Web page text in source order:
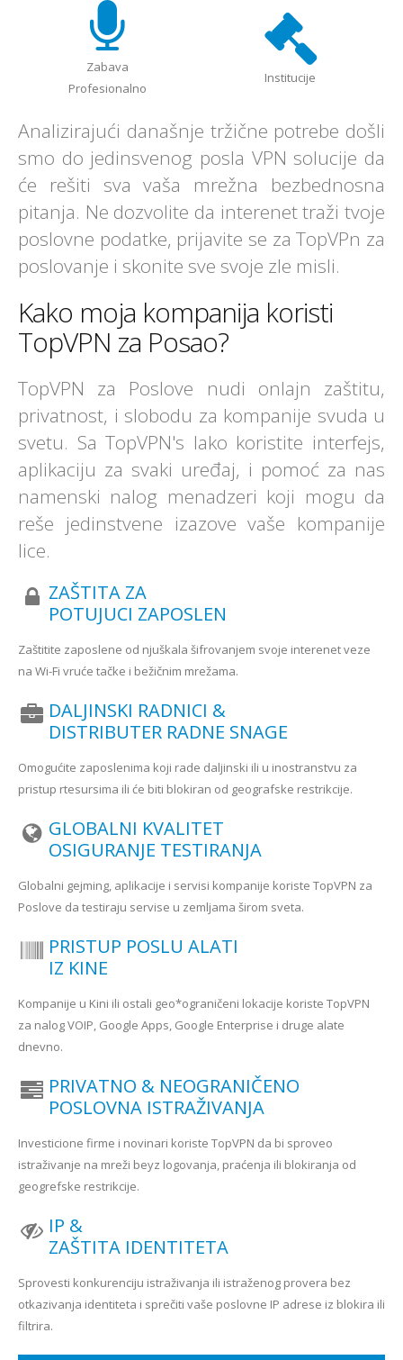
Zabava
Profesionalno
Institucije
Analizirajući današnje tržične potrebe došli
smo do jedinsvenog posla VPN solucije da
će rešiti sva vaša mrežna bezbednosna
pitanja. Ne dozvolite da interenet traži tvoje
poslovne podatke, prijavite se za TopVPn za
poslovanje i skonite sve svoje zle misli.
Kako moja kompanija koristi
TopVPN za Posao?
TopVPN za Poslove nudi onlajn zaštitu,
privatnost, i slobodu za kompanije svuda u
svetu. Sa TopVPN's lako koristite interfejs,
aplikaciju za svaki uređaj, i pomoć za nas
namenski nalog menadzeri koji mogu da
reše jedinstvene izazove vaše kompanije
lice.
ZAŠTITA ZA
POTUJUCI ZAPOSLEN
Zaštitite zaposlene od njuškala šifrovanjem svoje interenet veze
na Wi-Fi vruće tačke i bežičnim mrežama.
DALJINSKI RADNICI &
DISTRIBUTER RADNE SNAGE
Omogućite zaposlenima koji rade daljinski ili u inostranstvu za
pristup rtesursima ili će biti blokiran od geografske restrikcije.
GLOBALNI KVALITET
OSIGURANJE TESTIRANJA
Globalni gejming, aplikacije i servisi kompanije koriste TopVPN za
Poslove da testiraju servise u zemljama širom sveta.
PRISTUP POSLU ALATI
IZ KINE
Kompanije u Kini ili ostali geo*ograničeni lokacije koriste TopVPN
za nalog VOIP, Google Apps, Google Enterprise i druge alate
dnevno.
PRIVATNO & NEOGRANIČENO
POSLOVNA ISTRAŽIVANJA
Investicione firme i novinari koriste TopVPN da bi sproveo
istraživanje na mreži beyz logovanja, praćenja ili blokiranja od
geogrefske restrikcije.
IP &
ZAŠTITA IDENTITETA
Sprovesti konkurenciju istraživanja ili istraženog provera bez
otkazivanja identiteta i sprečiti vaše poslovne IP adrese iz blokira ili
filtrira.